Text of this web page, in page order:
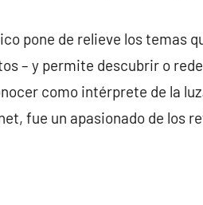
pone de relieve los temas
– y permite descubrir o
como intérprete de la
fue un apasionado de los